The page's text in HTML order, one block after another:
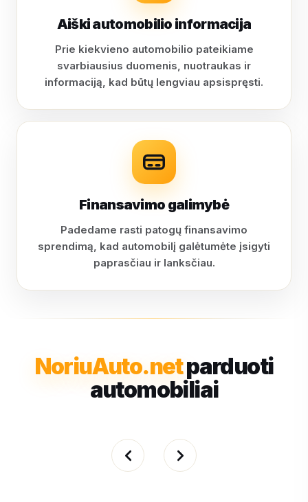
Aiški automobilio informacija
Prie kiekvieno automobilio pateikiame
svarbiausius duomenis, nuotraukas ir
informaciją, kad būtų lengviau apsispręsti.
Finansavimo galimybė
Padedame rasti patogų finansavimo
sprendimą, kad automobilį galėtumėte įsigyti
paprasčiau ir lanksčiau.
NoriuAuto.netparduoti
automobiliai